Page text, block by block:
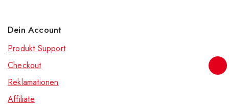
Dein Account
Produkt Support
Checkout
Reklamationen
Affiliate